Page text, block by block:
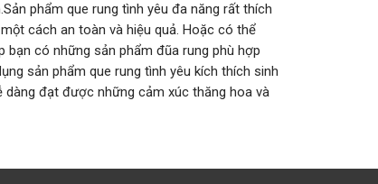
phẩm que rung tình yêu đa năng rất thích
cách an toàn và hiệu quả. Hoặc có thể
bạn có những sản phẩm đũa rung phù hợp
sản phẩm que rung tình yêu kích thích sinh
đạt được những cảm xúc thăng hoa và